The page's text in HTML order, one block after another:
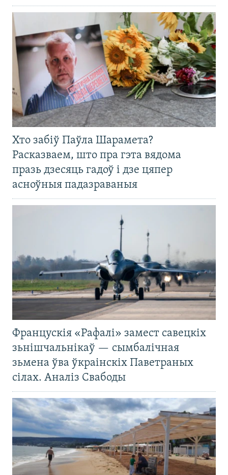
Хто забіў Паўла Шарамета?
Расказваем, што пра гэта вядома
празь дзесяць гадоў і дзе цяпер
асноўныя падазраваныя
Францускія «Рафалі» замест савецкіх
зьнішчальнікаў — сымбалічная
зьмена ўва ўкраінскіх Паветраных
сілах. Аналіз Свабоды